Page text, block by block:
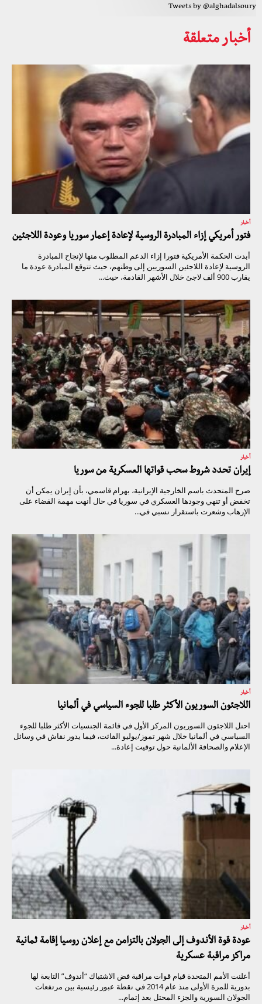
Tweets by @alghadalsoury
أخبار متعلقة
أخبار
فتور أمريكي إزاء المبادرة الروسية لإعادة إعمار سوريا وعودة اللاجئين
أبدت الحكمة الأمريكية فتورا إزاء الدعم المطلوب منها لإنجاح المبادرة
الروسية لإعادة اللاجئين السوريين إلى وطنهم، حيث تتوقع المبادرة عودة ما
يقارب 900 ألف لاجئ خلال الأشهر القادمة، حيث...
أخبار
إيران تحدد شروط سحب قواتها العسكرية من سوريا
صرح المتحدث باسم الخارجية الإيرانية، بهرام قاسمي، بأن إيران يمكن أن
تخفض أو تنهي وجودها العسكري في سوريا في حال أنهت مهمة القضاء على
الإرهاب وشعرت باستقرار نسبي في...
أخبار
اللاجئون السوريون الأكثر طلبا للجوء السياسي في ألمانيا
احتل اللاجئون السوريون المركز الأول في قائمة الجنسيات الأكثر طلبا للجوء
السياسي في ألمانيا خلال شهر تموز/يوليو الفائت، فيما يدور نقاش في وسائل
الإعلام والصحافة الألمانية حول توقيت إعادة...
أخبار
عودة قوة الأندوف إلى الجولان بالتزامن مع إعلان روسيا إقامة ثمانية
مراكز مراقبة عسكرية
أعلنت الأمم المتحدة قيام قوات مراقبة فض الاشتباك “أندوف” التابعة لها
بدورية للمرة الأولى منذ عام 2014 في نقطة عبور رئيسية بين مرتفعات
الجولان السورية والجزء المحتل بعد إتمام...